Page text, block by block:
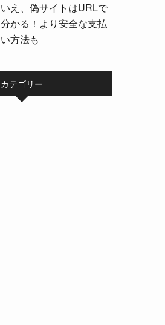
いえ、偽サイトはURLで
分かる！より安全な支払
い方法も
カテゴリー